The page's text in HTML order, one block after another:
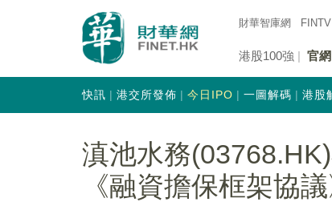
財華智庫網 FINTV
港股100強 官網
快訊 港交所發佈 今日IPO 一圖解碼 港股
滇池水務
《融資擔保框架協議